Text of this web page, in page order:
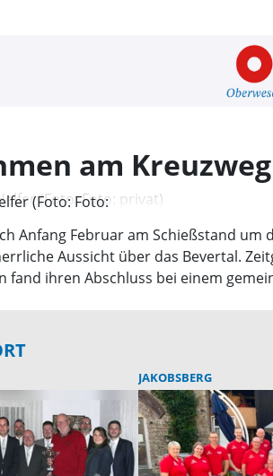
am Kreuzweg
(Foto: Foto:
Anfang Februar am Schießstand um
Aussicht über das Bevertal.
ihren Abschluss bei einem
JAKOBSBERG